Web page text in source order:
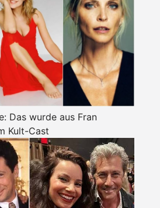
Das wurde aus Fran
Kult-Cast